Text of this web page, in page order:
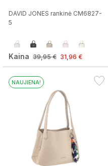
DAVID JONES rankinė CM6827-
5
Kaina 39,95 € 31,96 €
NAUJIENA!